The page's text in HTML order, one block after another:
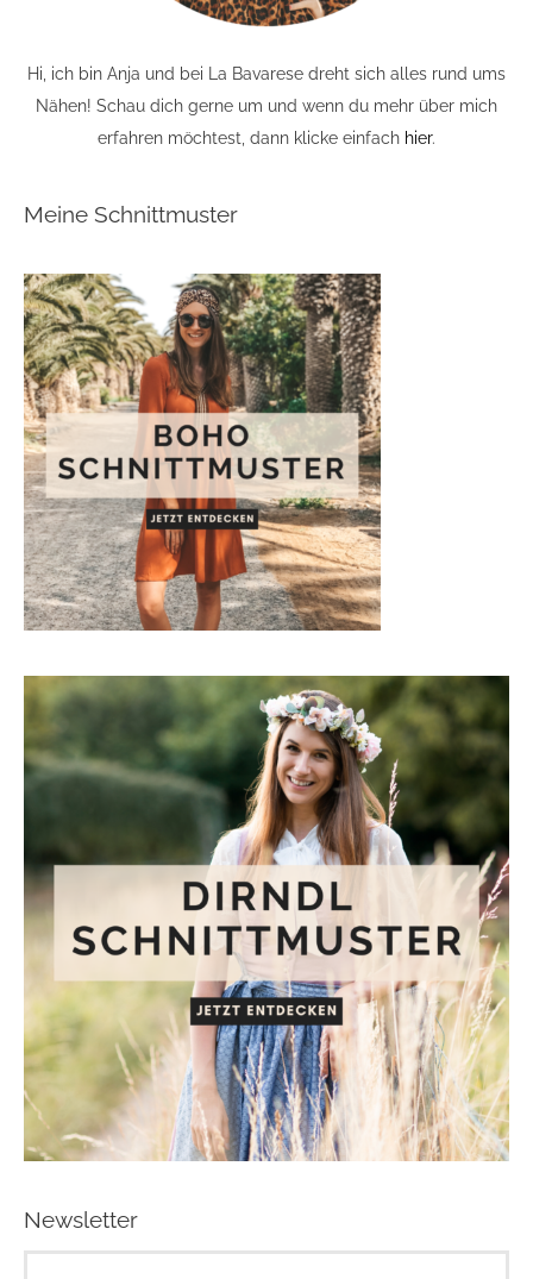
Hi, ich bin Anja und bei La Bavarese dreht sich alles rund ums
Nähen! Schau dich gerne um und wenn du mehr über mich
erfahren möchtest, dann klicke einfach hier.
Meine Schnittmuster
Newsletter